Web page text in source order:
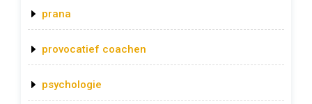
prana
provocatief coachen
psychologie